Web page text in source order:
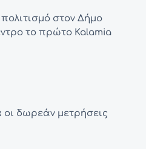
στον Δήμο
το πρώτο Kalamia
οι δωρεάν μετρήσεις